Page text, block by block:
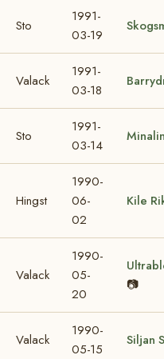
Sto
1991-
03-19
Valack
1991-
03-18
Sto
1991-
03-14
Hingst
1990-
06-
02
Kile
Valack
1990-
05-
20
📷
Valack
1990-
05-15
Siljan